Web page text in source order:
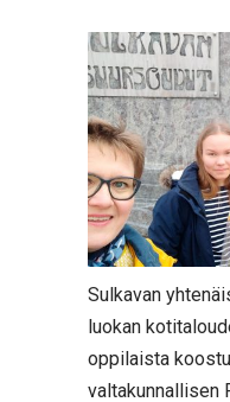
Sulkavan
luokan
oppilaista
valtakunnallisen